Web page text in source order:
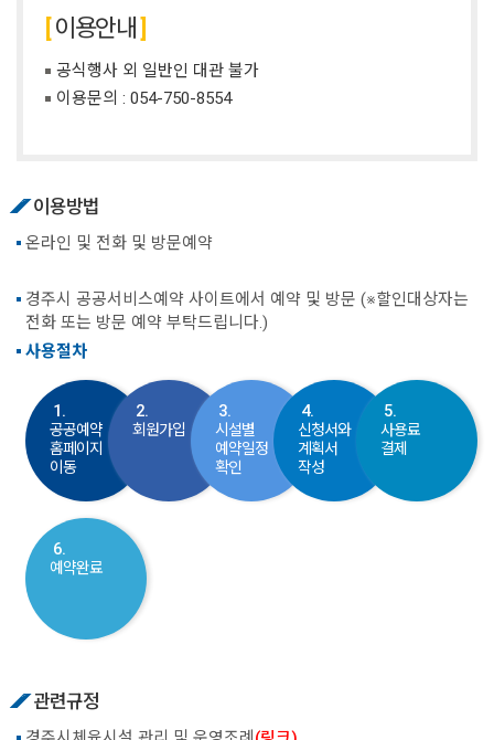
이용안내
공식행사 외 일반인 대관 불가
이용문의 : 054-750-8554
이용방법
온라인 및 전화 및 방문예약
경주시 공공서비스예약 사이트에서 예약 및 방문 (※할인대상자는
전화 또는 방문 예약 부탁드립니다.)
사용절차
1.
공공예약
홈페이지
이동
2.
회원가입
3.
시설별
예약일정
확인
4.
신청서와
계획서
작성
5.
사용료
결제
6.
예약완료
관련규정